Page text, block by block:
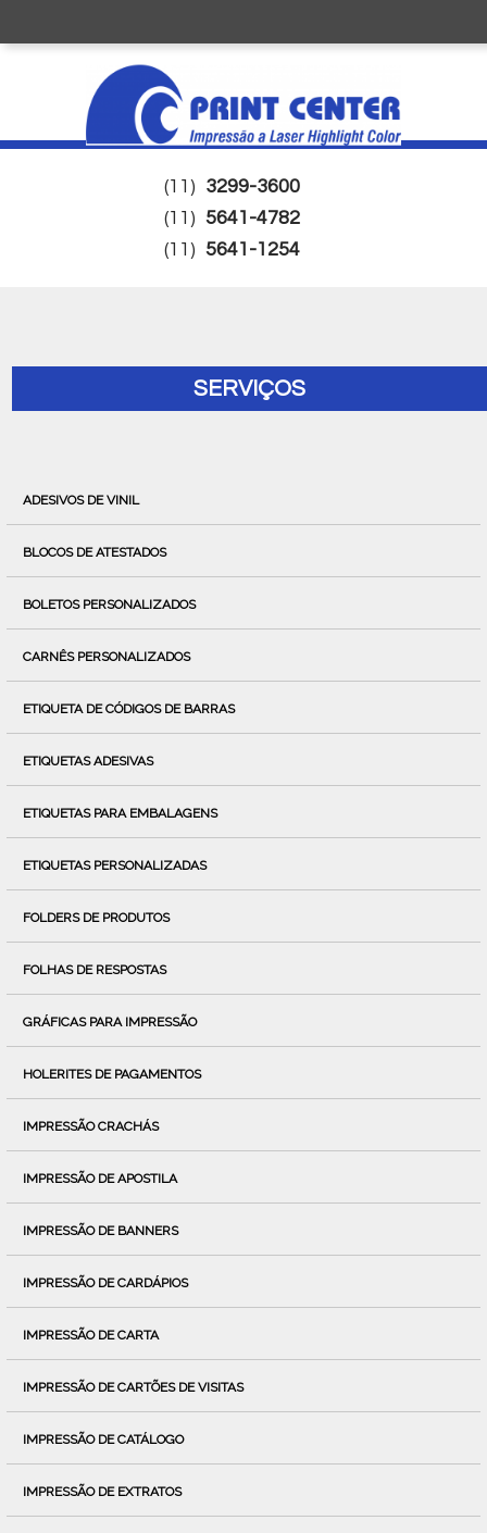
(11) 3299-3600
(11) 5641-4782
(11) 5641-1254
SERVIÇOS
ADESIVOS DE VINIL
BLOCOS DE ATESTADOS
BOLETOS PERSONALIZADOS
CARNÊS PERSONALIZADOS
ETIQUETA DE CÓDIGOS DE BARRAS
ETIQUETAS ADESIVAS
ETIQUETAS PARA EMBALAGENS
ETIQUETAS PERSONALIZADAS
FOLDERS DE PRODUTOS
FOLHAS DE RESPOSTAS
GRÁFICAS PARA IMPRESSÃO
HOLERITES DE PAGAMENTOS
IMPRESSÃO CRACHÁS
IMPRESSÃO DE APOSTILA
IMPRESSÃO DE BANNERS
IMPRESSÃO DE CARDÁPIOS
IMPRESSÃO DE CARTA
IMPRESSÃO DE CARTÕES DE VISITAS
IMPRESSÃO DE CATÁLOGO
IMPRESSÃO DE EXTRATOS